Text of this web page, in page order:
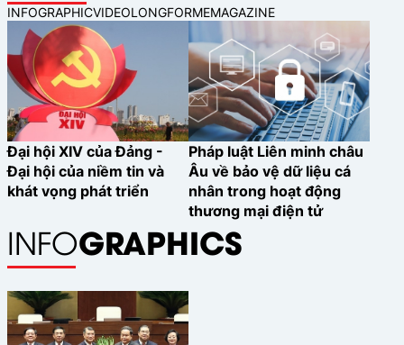
INFOGRAPHICVIDEOLONGFORMEMAGAZINE
Đại hội XIV của Đảng -
Đại hội của niềm tin và
khát vọng phát triển
Pháp luật Liên minh châu
Âu về bảo vệ dữ liệu cá
nhân trong hoạt động
thương mại điện tử
INFOGRAPHICS